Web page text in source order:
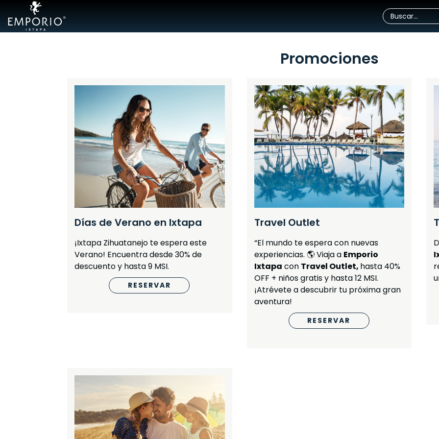
Promociones
Días de Verano en Ixtapa
¡Ixtapa Zihuatanejo te espera este
Verano! Encuentra desde 30% de
descuento y hasta 9 MSI.
RESERVAR
Travel Outlet
“El mundo te espera con nuevas
experiencias. 🌎 Viaja a Emporio
Ixtapa con Travel Outlet, hasta 40%
OFF + niños gratis y hasta 12 MSI.
¡Atrévete a descubrir tu próxima gran
aventura!
RESERVAR